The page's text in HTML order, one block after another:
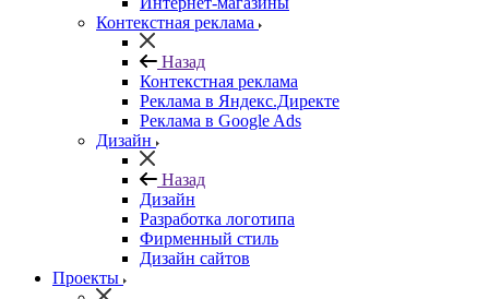
Контекстная реклама
Назад
Контекстная реклама
Реклама в Яндекс.Директе
Реклама в Google Ads
Дизайн
Назад
Дизайн
Разработка логотипа
Фирменный стиль
Дизайн сайтов
Проекты